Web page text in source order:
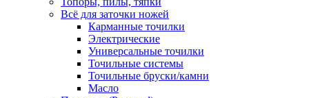
Всё для заточки ножей
Карманные точилки
Электрические
Универсальные точилки
Точильные системы
Точильные бруски/камни
Масло